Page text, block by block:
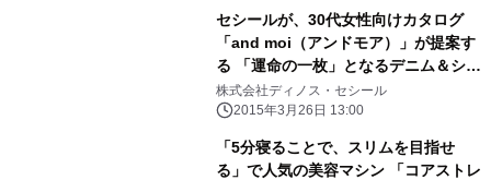
セシールが、30代女性向けカタログ
「and moi（アンドモア）」が提案す
る 「運命の一枚」となるデニム＆シャ
ツを新発売
株式会社ディノス・セシール
2015年3月26日 13:00
「5分寝ることで、スリムを目指せ
る」で人気の美容マシン 「コアストレ